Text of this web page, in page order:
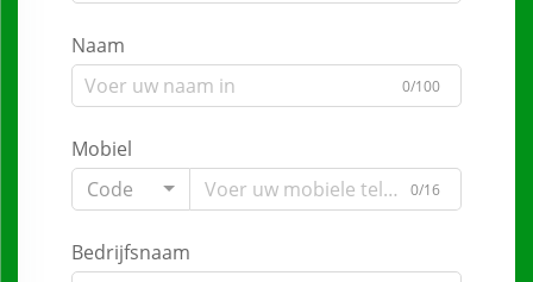
Naam
0/100
Mobiel
Code
0/16
Bedrijfsnaam